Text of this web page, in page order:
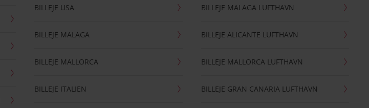
BILLEJE USA
BILLEJE MALAGA
BILLEJE MALLORCA
BILLEJE ITALIEN
BILLEJE MALAGA LUFTHAVN
BILLEJE ALICANTE LUFTHAVN
BILLEJE MALLORCA LUFTHAVN
BILLEJE GRAN CANARIA LUFTHAVN